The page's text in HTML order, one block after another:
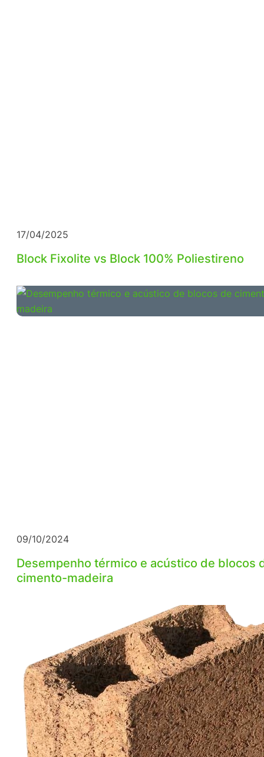
17/04/2025
Block Fixolite vs Block 100% Poliestireno
09/10/2024
Desempenho térmico e acústico de blocos
cimento-madeira